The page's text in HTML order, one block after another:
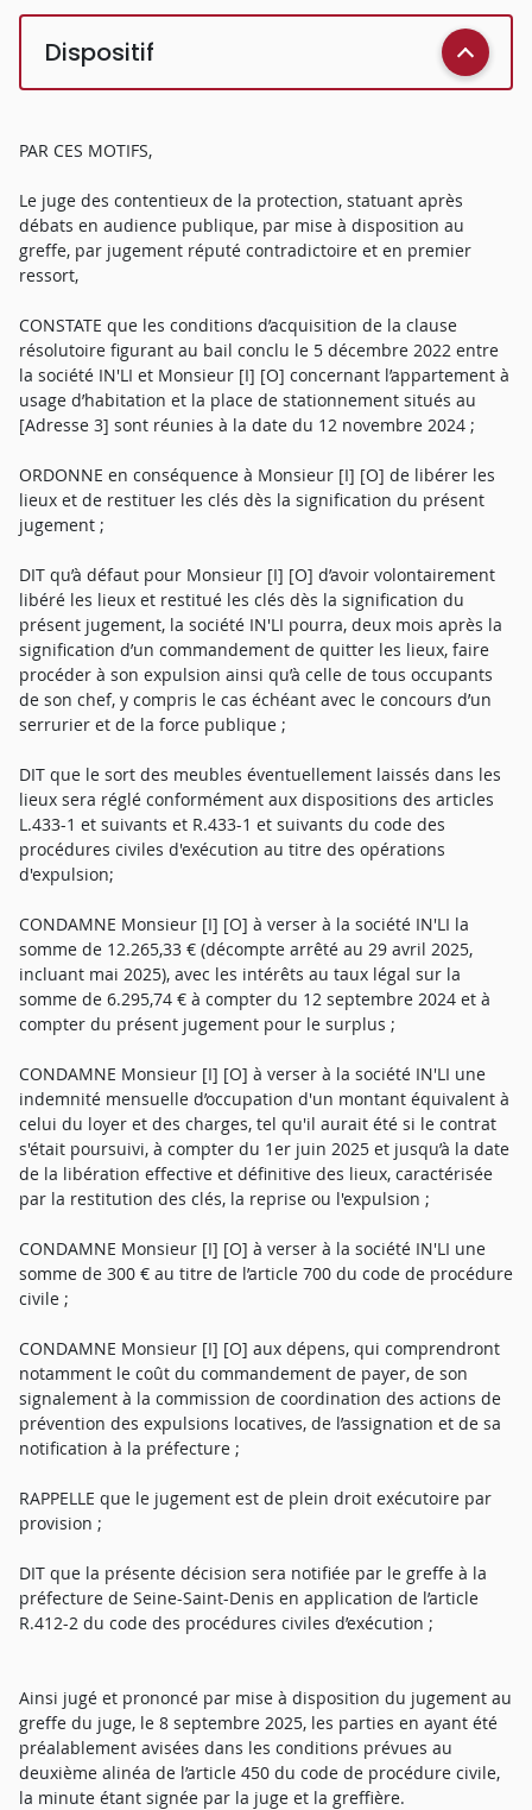
Dispositif
PAR CES MOTIFS,
Le juge des contentieux de la protection, statuant après
débats en audience publique, par mise à disposition au
greffe, par jugement réputé contradictoire et en premier
ressort,
CONSTATE que les conditions d’acquisition de la clause
résolutoire figurant au bail conclu le 5 décembre 2022 entre
la société IN'LI et Monsieur [I] [O] concernant l’appartement à
usage d’habitation et la place de stationnement situés au
[Adresse 3] sont réunies à la date du 12 novembre 2024 ;
ORDONNE en conséquence à Monsieur [I] [O] de libérer les
lieux et de restituer les clés dès la signification du présent
jugement ;
DIT qu’à défaut pour Monsieur [I] [O] d’avoir volontairement
libéré les lieux et restitué les clés dès la signification du
présent jugement, la société IN'LI pourra, deux mois après la
signification d’un commandement de quitter les lieux, faire
procéder à son expulsion ainsi qu’à celle de tous occupants
de son chef, y compris le cas échéant avec le concours d’un
serrurier et de la force publique ;
DIT que le sort des meubles éventuellement laissés dans les
lieux sera réglé conformément aux dispositions des articles
L.433-1 et suivants et R.433-1 et suivants du code des
procédures civiles d'exécution au titre des opérations
d'expulsion;
CONDAMNE Monsieur [I] [O] à verser à la société IN'LI la
somme de 12.265,33 € (décompte arrêté au 29 avril 2025,
incluant mai 2025), avec les intérêts au taux légal sur la
somme de 6.295,74 € à compter du 12 septembre 2024 et à
compter du présent jugement pour le surplus ;
CONDAMNE Monsieur [I] [O] à verser à la société IN'LI une
indemnité mensuelle d’occupation d'un montant équivalent à
celui du loyer et des charges, tel qu'il aurait été si le contrat
s'était poursuivi, à compter du 1er juin 2025 et jusqu’à la date
de la libération effective et définitive des lieux, caractérisée
par la restitution des clés, la reprise ou l'expulsion ;
CONDAMNE Monsieur [I] [O] à verser à la société IN'LI une
somme de 300 € au titre de l’article 700 du code de procédure
civile ;
CONDAMNE Monsieur [I] [O] aux dépens, qui comprendront
notamment le coût du commandement de payer, de son
signalement à la commission de coordination des actions de
prévention des expulsions locatives, de l’assignation et de sa
notification à la préfecture ;
RAPPELLE que le jugement est de plein droit exécutoire par
provision ;
DIT que la présente décision sera notifiée par le greffe à la
préfecture de Seine-Saint-Denis en application de l’article
R.412-2 du code des procédures civiles d’exécution ;
Ainsi jugé et prononcé par mise à disposition du jugement au
greffe du juge, le 8 septembre 2025, les parties en ayant été
préalablement avisées dans les conditions prévues au
deuxième alinéa de l’article 450 du code de procédure civile,
la minute étant signée par la juge et la greffière.